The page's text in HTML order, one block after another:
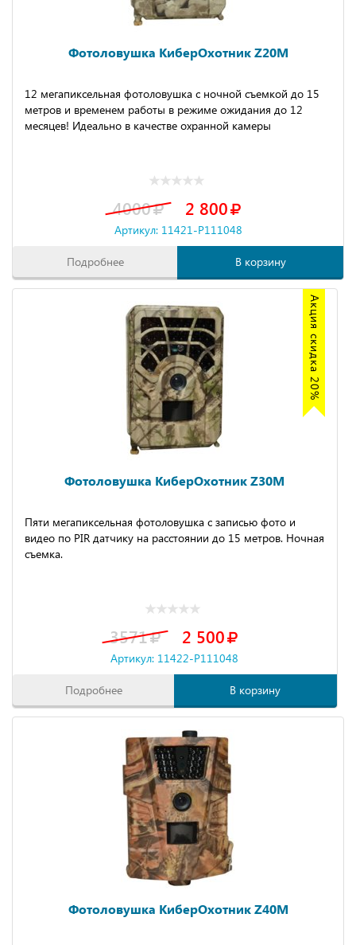
Фотоловушка КиберОхотник Z20M
12 мегапиксельная фотоловушка с ночной съемкой до 15
метров и временем работы в режиме ожидания до 12
месяцев! Идеально в качестве охранной камеры
4000 2 800
Артикул: 11421-P111048
Подробнее В корзину
Акция скидка 20%
Фотоловушка КиберОхотник Z30M
Пяти мегапиксельная фотоловушка с записью фото и
видео по PIR датчику на расстоянии до 15 метров. Ночная
съемка.
3571 2 500
Артикул: 11422-P111048
Подробнее В корзину
Фотоловушка КиберОхотник Z40M